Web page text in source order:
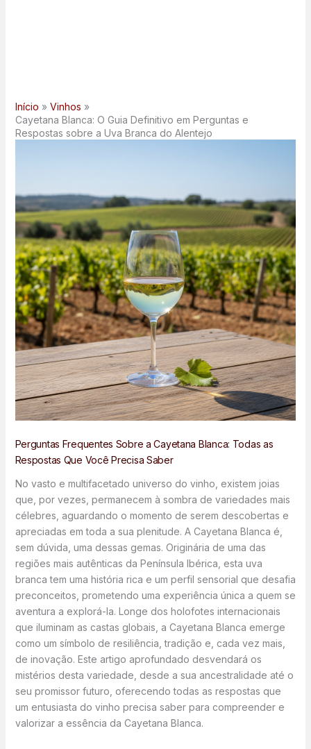
Início
Vinhos
Cayetana Blanca: O Guia Definitivo em Perguntas e
Respostas sobre a Uva Branca do Alentejo
Perguntas Frequentes Sobre a Cayetana Blanca: Todas as
Respostas Que Você Precisa Saber
No vasto e multifacetado universo do vinho, existem joias
que, por vezes, permanecem à sombra de variedades mais
célebres, aguardando o momento de serem descobertas e
apreciadas em toda a sua plenitude. A Cayetana Blanca é,
sem dúvida, uma dessas gemas. Originária de uma das
regiões mais autênticas da Península Ibérica, esta uva
branca tem uma história rica e um perfil sensorial que desafia
preconceitos, prometendo uma experiência única a quem se
aventura a explorá-la. Longe dos holofotes internacionais
que iluminam as castas globais, a Cayetana Blanca emerge
como um símbolo de resiliência, tradição e, cada vez mais,
de inovação. Este artigo aprofundado desvendará os
mistérios desta variedade, desde a sua ancestralidade até o
seu promissor futuro, oferecendo todas as respostas que
um entusiasta do vinho precisa saber para compreender e
valorizar a essência da Cayetana Blanca.